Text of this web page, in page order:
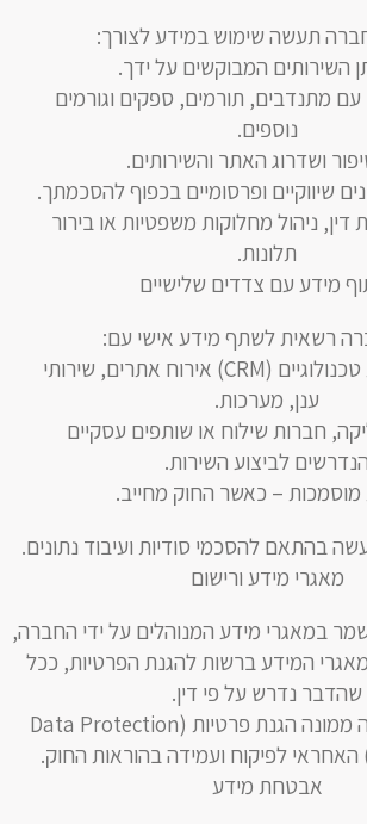
השירותים המבוקשים על ידך.
עם מתנדבים, תורמים, ספקים וגורמים
נוספים.
ושדרוג האתר והשירותים.
שיווקיים ופרסומיים בכפוף להסכמתך.
דין, ניהול מחלוקות משפטיות או בירור
תלונות.
מידע עם צדדים שלישיים
רשאית לשתף מידע אישי עם:
ספקי שירות טכנולוגיים (CRM) אירוח אתרים, שירותי
ענן, מערכות.
חברות שילוח או שותפים עסקיים
הנדרשים לביצוע השירות.
מוסמכות – כאשר החוק מחייב.
בהתאם להסכמי סודיות ועיבוד נתונים.
מאגרי מידע ורישום
במאגרי מידע המנוהלים על ידי החברה,
המידע ברשות להגנת הפרטיות, ככל
שהדבר נדרש על פי דין.
החברה מינתה ממונה הגנת פרטיות (Data Protection
אבטחת מידע